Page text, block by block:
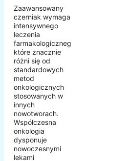
Zaawansowany
czerniak wymaga
intensywnego
leczenia
farmakologicznego,
które znacznie
różni się od
standardowych
metod
onkologicznych
stosowanych w
innych
nowotworach.
Współczesna
onkologia
dysponuje
nowoczesnymi
lekami